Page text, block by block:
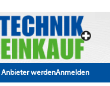
Anbieter werdenAnmelden